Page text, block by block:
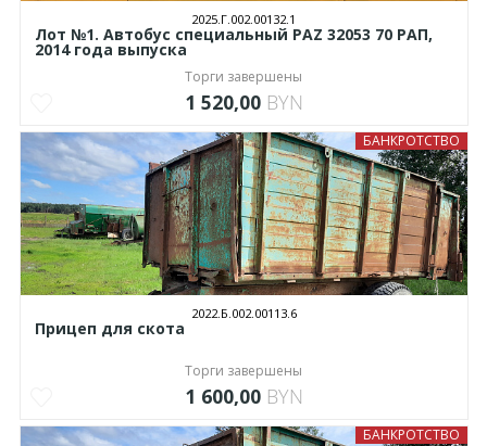
2025.Г.002.00132.1
Лот №1. Автобус специальный РAZ 32053 70 РАП,
2014 года выпуска
Торги завершены
1 520,00 BYN
БАНКРОТСТВО
2022.Б.002.00113.6
Прицеп для скота
Торги завершены
1 600,00 BYN
БАНКРОТСТВО